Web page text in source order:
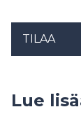
TILAA
Lue